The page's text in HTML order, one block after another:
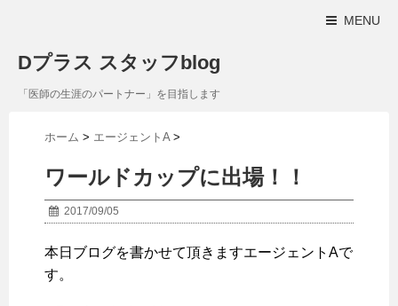
MENU
Dプラス スタッフblog
「医師の生涯のパートナー」を目指します
ホーム > エージェントA >
ワールドカップに出場！！
2017/09/05
本日ブログを書かせて頂きますエージェントAで
す。